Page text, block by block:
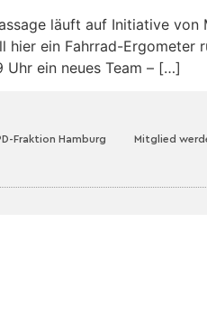
läuft auf Initiative
hier ein Fahrrad-
ein neues Team – […]
Fraktion Hamburg Mitglied